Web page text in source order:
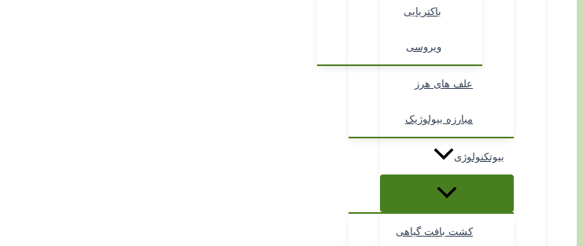
باکتریایی
ویروسی
علف های هرز
مبارزه بیولوژیک
بیوتکنولوژی
کشت بافت گیاهی